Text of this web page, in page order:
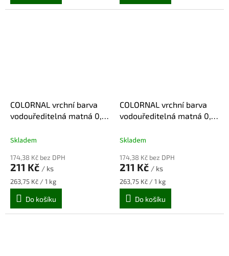
COLORNAL vrchní barva
vodouředitelná matná 0,8
Skladem
174,38 Kč bez DPH
211 Kč / ks
Měrná
cena:
263,75 Kč / 1 kg
Do košíku
COLORNAL vrchní barva
vodouředitelná matná 0,8
Skladem
174,38 Kč bez DPH
211 Kč / ks
Měrná
cena:
263,75 Kč / 1 kg
Do košíku